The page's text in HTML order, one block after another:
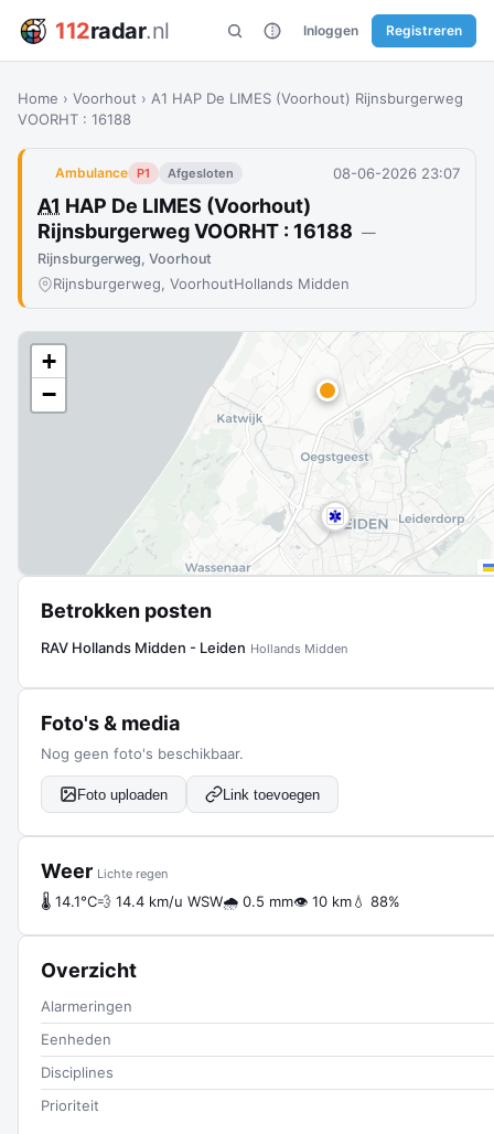
112radar.nl Inloggen Registreren
Home › Voorhout › A1 HAP De LIMES (Voorhout) Rijnsburgerweg
VOORHT : 16188
Ambulance P1 Afgesloten 08-06-2026 23:07
A1 HAP De LIMES (Voorhout)
Rijnsburgerweg VOORHT : 16188 —
Rijnsburgerweg, Voorhout
Rijnsburgerweg, VoorhoutHollands Midden
+
−
Betrokken posten
RAV Hollands Midden - Leiden Hollands Midden
Foto's & media
Nog geen foto's beschikbaar.
Foto uploaden Link toevoegen
Weer Lichte regen
🌡 14.1°C💨 14.4 km/u WSW🌧 0.5 mm👁 10 km💧 88%
Overzicht
Alarmeringen
Eenheden
Disciplines
Prioriteit